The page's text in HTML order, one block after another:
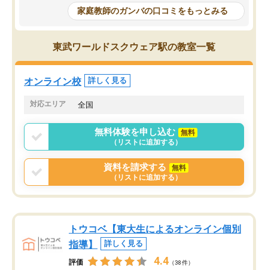
めて1年ほどだった今では平均点以上の
科目が増えてきました！あと1年受験ま
であるので無料の週末教室を使用しな
がら頑張って欲しいと思います！
問できるのでとても助か
家庭教師のガンバの口コミをもっとみる
東武ワールドスクウェア駅の教室一覧
オンライン校 詳しく見る
対応エリア 全国
無料体験を申し込む
無料
（リストに追加する）
資料を請求する
無料
（リストに追加する）
トウコベ【東大生によるオンライン個別
指導】
詳しく見る
評価 4.4 （38件）